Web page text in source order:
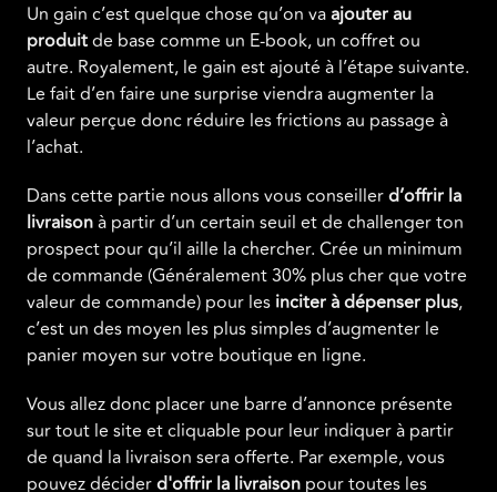
Un gain c’est quelque chose qu’on vaajouterau
produitde base comme un E-book, un coffret ou
autre. Royalement, le gain est ajouté à l’étape suivante.
Le fait d’en faire une surprise viendra augmenter la
valeur perçue donc réduire les frictions au passage à
l’achat.
Dans cette partie nous allons vous conseillerd’offrir la
livraisonà partir d’un certain seuil et de challenger ton
prospect pour qu’il aille la chercher. Crée un minimum
de commande (Généralement 30% plus cher que votre
valeur de commande) pour les inciter à dépenser plus,
c’est un des moyen les plus simples d’augmenter le
panier moyen sur votre boutique en ligne.
Vous allez donc placer une barre d’annonce présente
sur tout le site et cliquable pour leur indiquer à partir
de quand la livraison sera offerte. Par exemple, vous
pouvez déciderd'offrir la livraison pour toutes les